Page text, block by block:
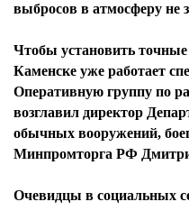
выбросов в атмосферу не
Чтобы установить
Каменске уже работает
Оперативную группу по
возглавил директор
обычных вооружений,
Минпромторга РФ
Очевидцы в социальных